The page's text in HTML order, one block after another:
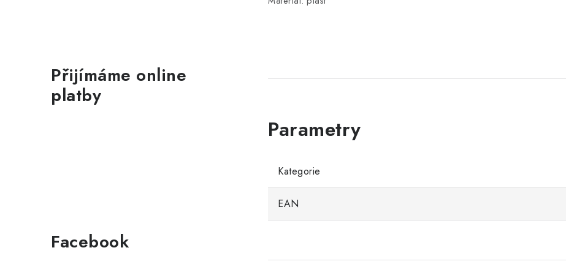
Přijímáme online
platby
Facebook
Kategorie
EAN